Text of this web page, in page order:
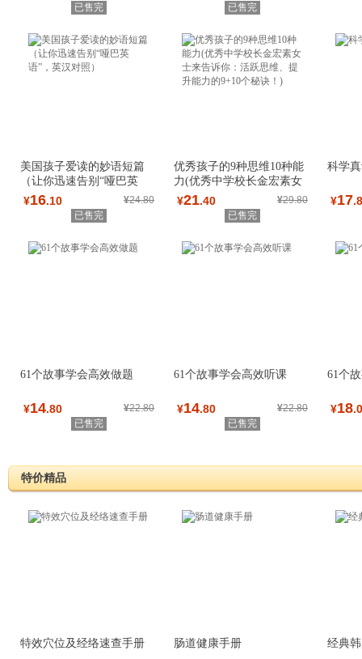
已售完 已售完
美国孩子爱读的妙语短篇
（让你迅速告别“哑巴英
语”，英汉对照）
¥16.10 ¥24.80
已售完
优秀孩子的9种思维10种能
力(优秀中学校长金宏素女
士来告诉你：活
¥21.40 ¥29.80
已售完
科学
¥17
61个故事学会高效做题
¥14.80 ¥22.80
已售完
61个故事学会高效听课
¥14.80 ¥22.80
已售完
61个
¥18
特价精品
特效穴位及经络速查手册 肠道健康手册 经典